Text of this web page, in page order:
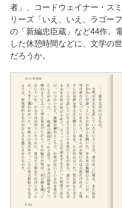
者」、コードウェイナー・ス
リーズ「いえ、いえ、ラゴー
の「新編忠臣蔵」など44作。
した休憩時間などに、文学の
だろうか。